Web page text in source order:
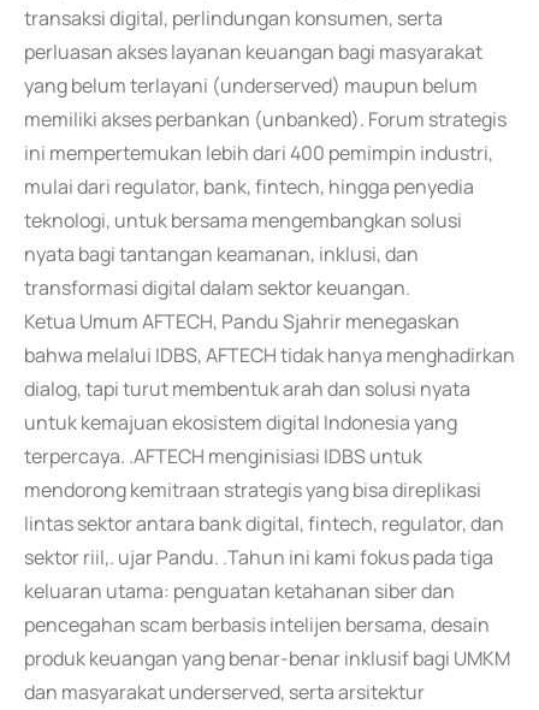
transaksi digital, perlindungan konsumen, serta
perluasan akses layanan keuangan bagi masyarakat
yang belum terlayani (underserved) maupun belum
memiliki akses perbankan (unbanked). Forum strategis
ini mempertemukan lebih dari 400 pemimpin industri,
mulai dari regulator, bank, fintech, hingga penyedia
teknologi, untuk bersama mengembangkan solusi
nyata bagi tantangan keamanan, inklusi, dan
transformasi digital dalam sektor keuangan.
Ketua Umum AFTECH, Pandu Sjahrir menegaskan
bahwa melalui IDBS, AFTECH tidak hanya menghadirkan
dialog, tapi turut membentuk arah dan solusi nyata
untuk kemajuan ekosistem digital Indonesia yang
terpercaya. .AFTECH menginisiasi IDBS untuk
mendorong kemitraan strategis yang bisa direplikasi
lintas sektor antara bank digital, fintech, regulator, dan
sektor riil,. ujar Pandu. .Tahun ini kami fokus pada tiga
keluaran utama: penguatan ketahanan siber dan
pencegahan scam berbasis intelijen bersama, desain
produk keuangan yang benar-benar inklusif bagi UMKM
dan masyarakat underserved, serta arsitektur